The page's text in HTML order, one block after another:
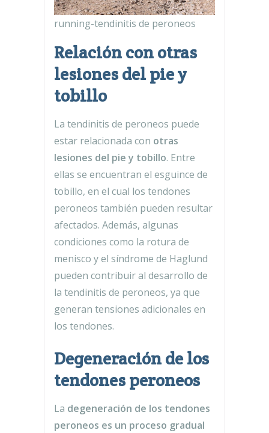
running-tendinitis de peroneos
Relación con otras
lesiones del pie y
tobillo
La tendinitis de peroneos puede
estar relacionada con otras
lesiones del pie y tobillo. Entre
ellas se encuentran el esguince de
tobillo, en el cual los tendones
peroneos también pueden resultar
afectados. Además, algunas
condiciones como la rotura de
menisco y el síndrome de Haglund
pueden contribuir al desarrollo de
la tendinitis de peroneos, ya que
generan tensiones adicionales en
los tendones.
Degeneración de los
tendones peroneos
La degeneración de los tendones
peroneos es un proceso gradual